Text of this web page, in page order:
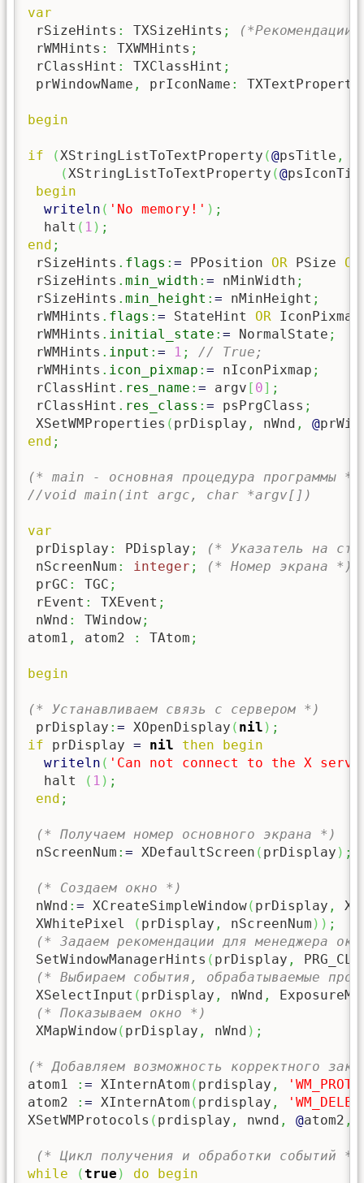
var
rSizeHints : TXSizeHints ;
rWMHints : TXWMHints ;
rClassHint : TXClassHint ;
prWindowName , prIconName : TXTextProperty
begin
if (XStringListToTextProperty (@psTitle ,
(XStringListToTextProperty (@
begin
writeln ( 'No memory!' ) ;
  halt
( 1 ) ;
end ;
rSizeHints . flags : = PPosition OR PSize OR
rSizeHints . min_width : = nMinWidth ;
rSizeHints . min_height : = nMinHeight ;
rWMHints . flags : = StateHint OR
rWMHints . initial_state : = NormalState ;
rWMHints . input : = 1 ;
// True;
rWMHints . icon_pixmap : = nIconPixmap ;
rClassHint . res_name : = argv [ 0] ;
rClassHint . res_class : = psPrgClass ;
XSetWMProperties ( prDisplay , nWnd , @
end ;
(* main - основная процедура программы *)
//void main(int argc, char *argv[])
var
prDisplay : PDisplay ;
(* Указатель на
nScreenNum : integer ;
(* Номер экрана *)
prGC : TGC ;
rEvent : TXEvent ;
nWnd : TWindow;
atom1 , atom2 : TAtom ;
begin
(* Устанавливаем связь с сервером *)
prDisplay : = XOpenDisplay ( nil ) ;
if prDisplay = nil then
begin
writeln ( 'Can not connect to the X
  halt
( 1 ) ;
end ;
(* Получаем номер основного экрана *)
nScreenNum : = XDefaultScreen ( prDisplay ) ;
(* Создаем окно *)
nWnd : = XCreateSimpleWindow( prDisplay ,
XWhitePixel
( prDisplay , nScreenNum ) ) ;
(* Задаем рекомендации для менеджера
SetWindowManagerHints ( prDisplay ,
(* Выбираем события, обрабатываемые
XSelectInput ( prDisplay , nWnd ,
(* Показываем окно *)
XMapWindow( prDisplay , nWnd ) ;
(* Добавляем возможность корректного
atom1
: = XInternAtom ( prdisplay ,
atom2
: = XInternAtom ( prdisplay ,
XSetWMProtocols ( prdisplay , nwnd , @atom2 ,
(* Цикл получения и обработки событий *)
while
(true ) do
begin